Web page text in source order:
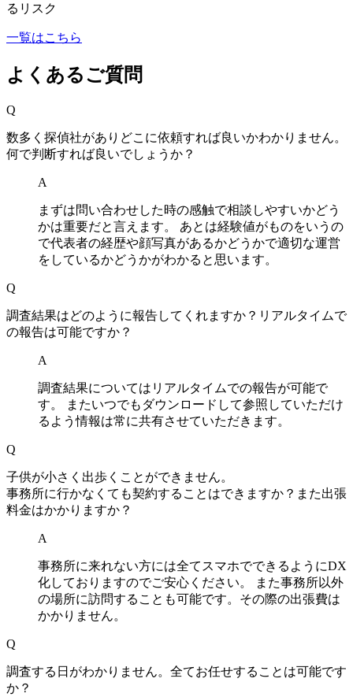
るリスク
一覧はこちら
よくあるご質問
Q
数多く探偵社がありどこに依頼すれば良いかわかりません。
何で判断すれば良いでしょうか？
A
まずは問い合わせした時の感触で相談しやすいかどう
かは重要だと⾔えます。
あとは経験値がものをいうの
で代表者の経歴や顔写真があるかどうかで適切な運営
をしているかどうかがわかると思います。
Q
調査結果はどのように報告してくれますか？リアルタイムで
の報告は可能ですか？
A
調査結果についてはリアルタイムでの報告が可能で
す。
またいつでもダウンロードして参照していただけ
るよう情報は常に共有させていただきます。
Q
⼦供が⼩さく出歩くことができません。
事務所に⾏かなくても契約することはできますか？また出張
料⾦はかかりますか？
A
事務所に来れない⽅には全てスマホでできるようにDX
化しておりますのでご安⼼ください。
また事務所以外
の場所に訪問することも可能です。 その際の出張費は
かかりません。
Q
調査する⽇がわかりません。 全てお任せすることは可能です
か？